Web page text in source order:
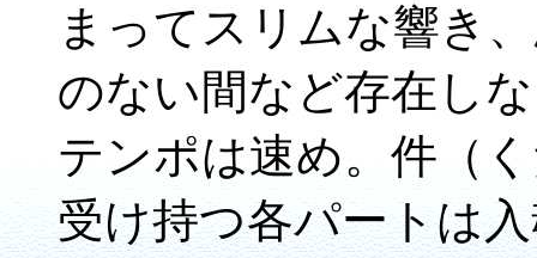
まってスリムな響き
のない間など存在し
テンポは速め。件（
受け持つ各パートは